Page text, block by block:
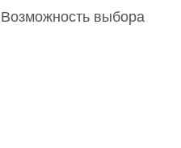
Возможность выбора